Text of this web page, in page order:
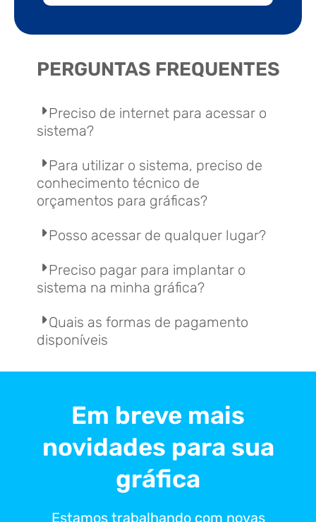
PERGUNTAS FREQUENTES
Preciso de internet para acessar o
sistema?
Para utilizar o sistema, preciso de
conhecimento técnico de
orçamentos para gráficas?
Posso acessar de qualquer lugar?
Preciso pagar para implantar o
sistema na minha gráfica?
Quais as formas de pagamento
disponíveis
Em breve mais
novidades para sua
gráfica
Estamos trabalhando com novas